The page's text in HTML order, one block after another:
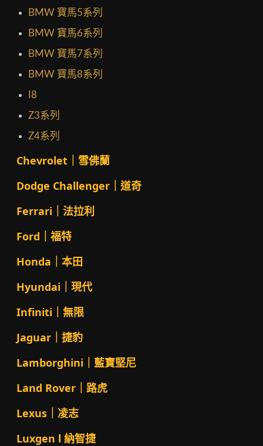
BMW 寶馬5系列
BMW 寶馬6系列
BMW 寶馬7系列
BMW 寶馬8系列
I8
Z3系列
Z4系列
Chevrolet｜雪佛蘭
Dodge Challenger｜道奇
Ferrari｜法拉利
Ford｜福特
Honda｜本田
Hyundai｜現代
Infiniti｜無限
Jaguar｜捷豹
Lamborghini｜藍寶堅尼
Land Rover｜路虎
Lexus｜凌志
Luxgen l 納智捷